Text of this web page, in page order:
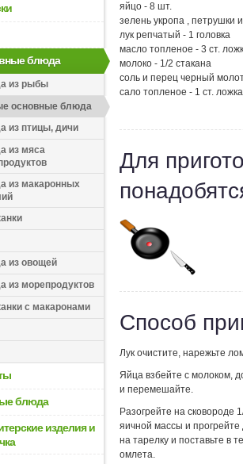
блюда
из рыбы
основные блюда
из птицы, дичи
из мяса
из макаронных
из овощей
из морепродуктов
с макаронами
блюда
изделия и
яйцо - 8 шт.
зелень укропа , петрушки
лук репчатый - 1 головка
масло топленое - 3 ст.
молоко - 1/2 стакана
соль и перец черный
сало топленое - 1 ст. ложка
Для
Способ
Лук очистите, нарежьте
Яйца взбейте с молоком,
и перемешайте.
Разогрейте на сковороде
яичной массы и
на тарелку и поставьте в
омлета.